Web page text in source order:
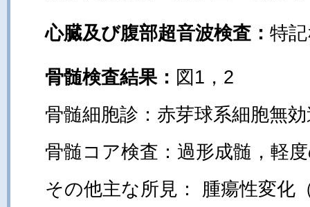
心臓及び腹部超音波検査： 特
骨髄検査結果： 図1，2
骨髄細胞診：赤芽球系細胞無
骨髄コア検査：過形成髄，軽
その他主な所見： 腫瘍性変化